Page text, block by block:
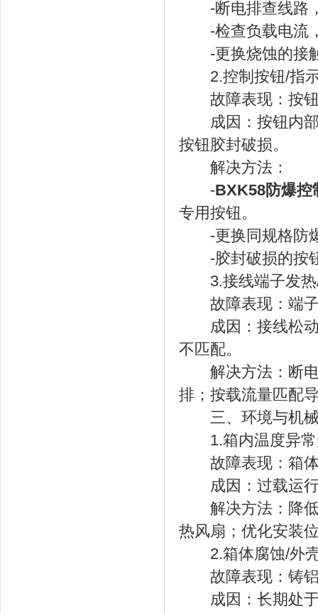
-断电排查线路，
-检查负载电流，
-更换烧蚀的接触
2.控制按钮/指
故障表现：按钮
成因：按钮内部
按钮胶封破损。
解决方法：
-BXK58防爆控
专用按钮。
-更换同规格防爆
-胶封破损的按钮
3.接线端子发热
故障表现：端子
成因：接线松动
不匹配。
解决方法：断电
排；按载流量匹配
三、环境与机械
1.箱内温度异常
故障表现：箱体
成因：过载运行
解决方法：降低
热风扇；优化安装
2.箱体腐蚀/外
故障表现：铸铝
成因：长期处于